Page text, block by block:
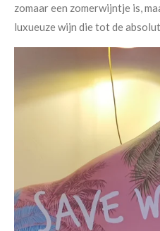
zomaar een zomerwijntje is,
luxueuze wijn die tot de